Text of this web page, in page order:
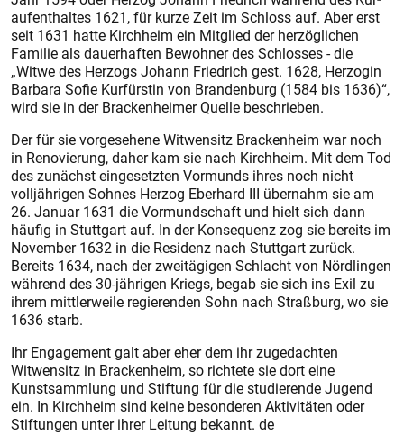
aufenthaltes 1621, für kurze Zeit im Schloss auf. Aber erst
seit 1631 hatte Kirchheim ein Mitglied der herzöglichen
Familie als dauerhaften Bewohner des Schlosses - die
„Witwe des Herzogs Johann Friedrich gest. 1628, Herzogin
Barbara Sofie Kurfürstin von Brandenburg (1584 bis 1636)“,
wird sie in der Brackenheimer Quelle beschrieben.
Der für sie vorgesehene Witwensitz Brackenheim war noch
in Renovierung, daher kam sie nach Kirchheim. Mit dem Tod
des zunächst eingesetzten Vormunds ihres noch nicht
volljährigen Sohnes Herzog Eberhard III übernahm sie am
26. Januar 1631 die Vormundschaft und hielt sich dann
häufig in Stuttgart auf. In der Konsequenz zog sie bereits im
November 1632 in die Residenz nach Stuttgart zurück.
Bereits 1634, nach der zweitägigen Schlacht von Nördlingen
während des 30-jährigen Kriegs, begab sie sich ins Exil zu
ihrem mittlerweile regierenden Sohn nach Straßburg, wo sie
1636 starb.
Ihr Engagement galt aber eher dem ihr zugedachten
Witwensitz in Brackenheim, so richtete sie dort eine
Kunstsammlung und Stiftung für die studierende Jugend
ein. In Kirchheim sind keine besonderen Aktivitäten oder
Stiftungen unter ihrer Leitung bekannt. de